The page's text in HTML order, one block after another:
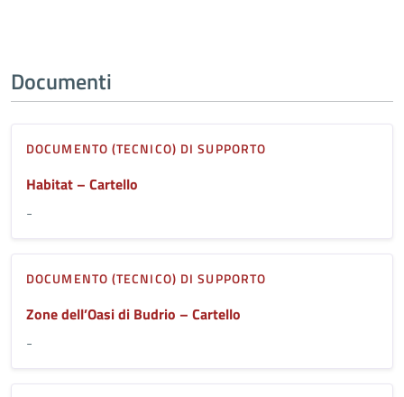
Documenti
DOCUMENTO (TECNICO) DI SUPPORTO
Habitat – Cartello
-
DOCUMENTO (TECNICO) DI SUPPORTO
Zone dell’Oasi di Budrio – Cartello
-